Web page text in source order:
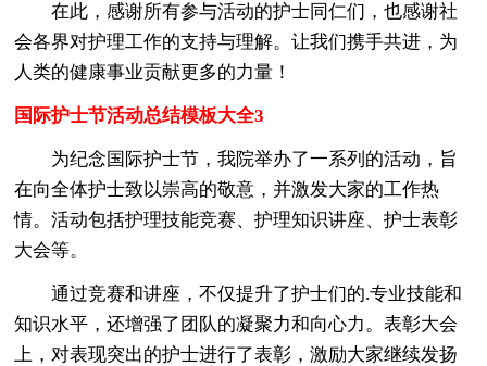
在此，感谢所有参与活动的护士同仁们，也感谢社
会各界对护理工作的支持与理解。让我们携手共进，为
人类的健康事业贡献更多的力量！
国际护士节活动总结模板大全3
为纪念国际护士节，我院举办了一系列的活动，旨
在向全体护士致以崇高的敬意，并激发大家的工作热
情。活动包括护理技能竞赛、护理知识讲座、护士表彰
大会等。
通过竞赛和讲座，不仅提升了护士们的.专业技能和
知识水平，还增强了团队的凝聚力和向心力。表彰大会
上，对表现突出的护士进行了表彰，激励大家继续发扬